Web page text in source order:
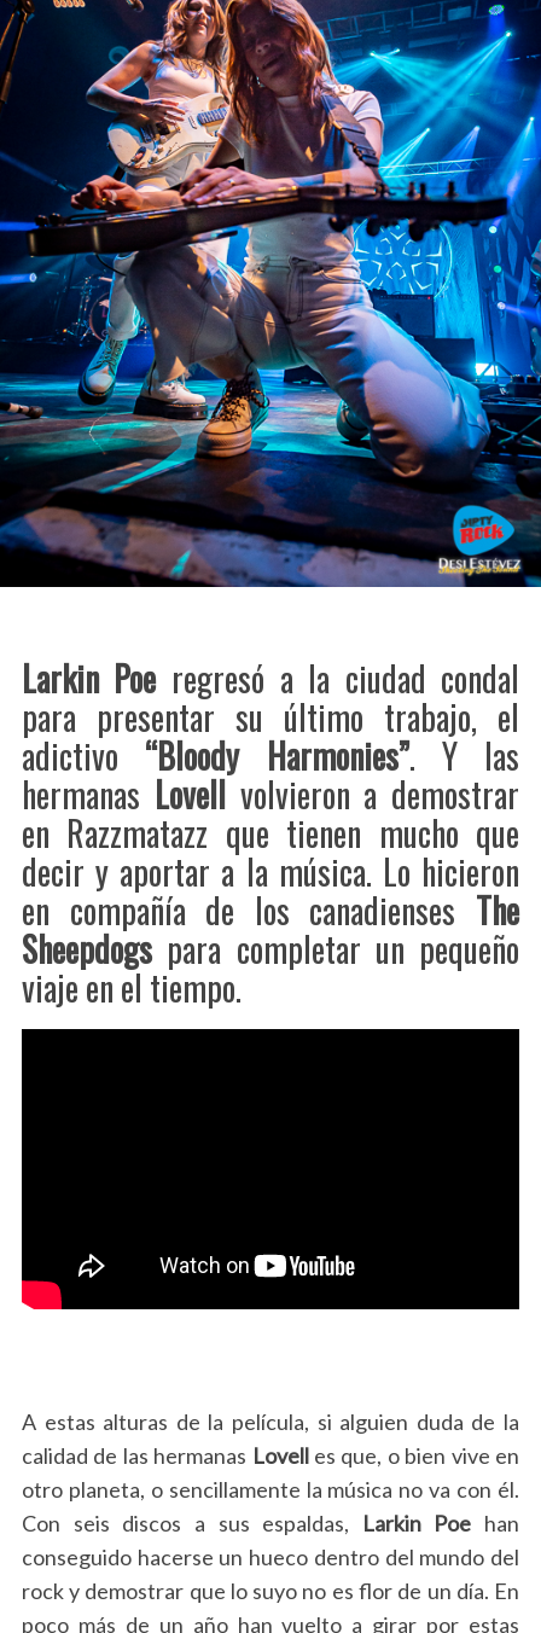
Larkin Poeregresó a la ciudad condal
para presentar su último trabajo, el
adictivo “Bloody Harmonies”. Y las
hermanas Lovell volvieron a demostrar
en Razzmatazz que tienen mucho que
decir y aportar a la música. Lo hicieron
en compañía de los canadienses The
Sheepdogspara completar un pequeño
viaje en el tiempo.
A estas alturas de la película, si alguien duda de la
calidad de las hermanas Lovelles que, o bien vive en
otro planeta, o sencillamente la música no va con él.
Con seis discos a sus espaldas,
Larkin Poe han
conseguido hacerse un hueco dentro del mundo del
rock y demostrar que lo suyo no es flor de un día. En
poco más de un año han vuelto a girar por estas